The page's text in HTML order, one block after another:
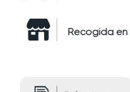
Recogida